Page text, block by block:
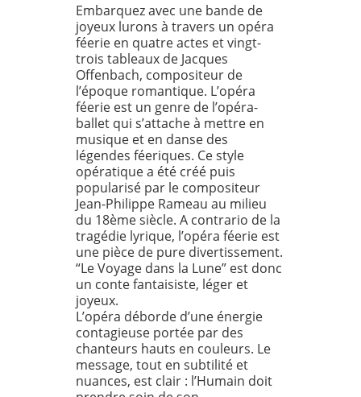
Embarquez avec une bande de
joyeux lurons à travers un opéra
féerie en quatre actes et vingt-
trois tableaux de Jacques
Offenbach, compositeur de
l’époque romantique. L’opéra
féerie est un genre de l’opéra-
ballet qui s’attache à mettre en
musique et en danse des
légendes féeriques. Ce style
opératique a été créé puis
popularisé par le compositeur
Jean-Philippe Rameau au milieu
du 18ème siècle. A contrario de la
tragédie lyrique, l’opéra féerie est
une pièce de pure divertissement.
“Le Voyage dans la Lune” est donc
un conte fantaisiste, léger et
joyeux.
L’opéra déborde d’une énergie
contagieuse portée par des
chanteurs hauts en couleurs. Le
message, tout en subtilité et
nuances, est clair : l’Humain doit